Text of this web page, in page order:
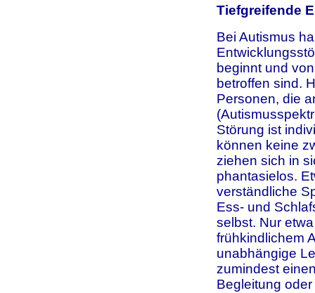
Tiefgreifende
Bei Autismus
beginnt und
betroffen sind.
Personen, die
Störung ist
können keine
ziehen sich in
phantasielos.
verständliche
Ess- und
selbst. Nur
frühkindlichem
unabhängige
zumindest
Begleitung